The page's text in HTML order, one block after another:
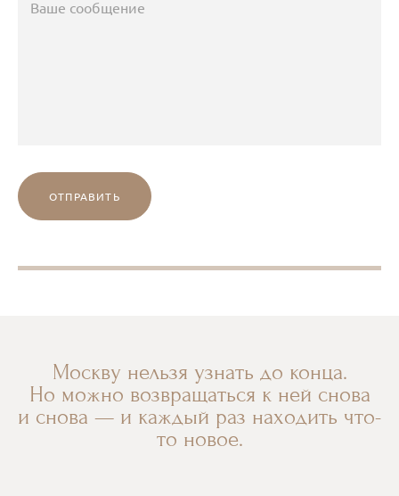
ОТПРАВИТЬ
Москву нельзя узнать до конца.
Но можно возвращаться к ней снова
и снова — и каждый раз находить что-
то новое.